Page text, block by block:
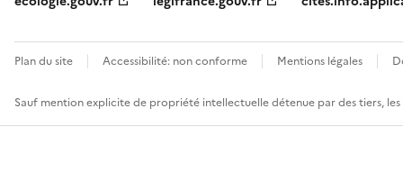
Plan du site Accessibilité: non conforme Mentions légales
Sauf mention explicite de propriété intellectuelle détenue par des tiers,